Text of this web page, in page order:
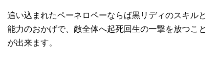
追い込まれたペーネロペーならば黒リディのスキルと
能力のおかげで、敵全体へ起死回生の一撃を放つこと
が出来ます。